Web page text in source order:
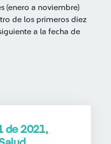
(enero a noviembre)
de los primeros diez
a la fecha de
de 2021,